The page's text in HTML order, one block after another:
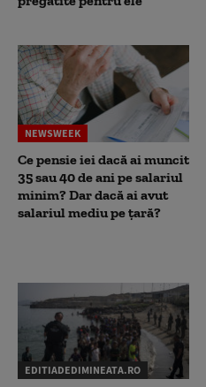
NEWSWEEK
Ce pensie iei dacă ai muncit
35 sau 40 de ani pe salariul
minim? Dar dacă ai avut
salariul mediu pe țară?
EDITIADEDIMINEATA.RO